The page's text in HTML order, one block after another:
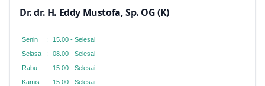
Dr. dr. H. Eddy Mustofa, Sp. OG (K)
Senin :
15.00 - Selesai
Selasa
:
08.00 - Selesai
Rabu
:
15.00 - Selesai
Kamis
:
15.00 - Selesai